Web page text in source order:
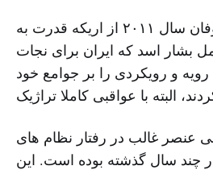
بیشتر حاکمینی که با توفان سال ۲۰۱۱ از اریکه قدرت به
بشار اسد که ایران برای نجات
رویه و رویکردی را بر جوامع خود
عنصر غالب در رفتار نظام های
چند سال گذشته بوده است. این